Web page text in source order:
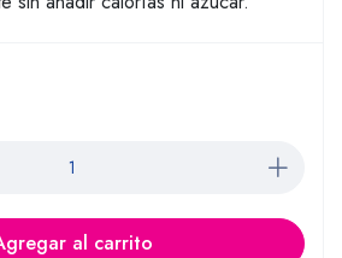
al carrito